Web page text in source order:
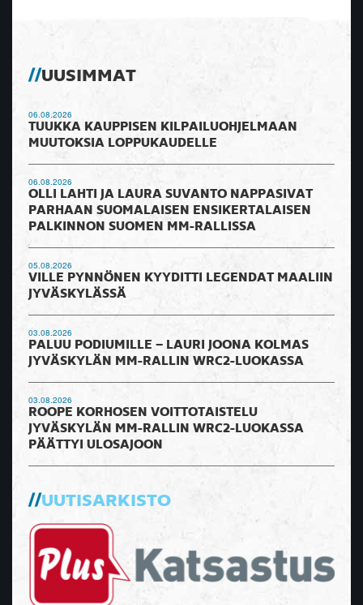
UUSIMMAT
06.08.2026
TUUKKA KAUPPISEN KILPAILUOHJELMAAN
MUUTOKSIA LOPPUKAUDELLE
06.08.2026
OLLI LAHTI JA LAURA SUVANTO NAPPASIVAT
PARHAAN SUOMALAISEN ENSIKERTALAISEN
PALKINNON SUOMEN MM-RALLISSA
05.08.2026
VILLE PYNNÖNEN KYYDITTI LEGENDAT MAALIIN
JYVÄSKYLÄSSÄ
03.08.2026
PALUU PODIUMILLE – LAURI JOONA KOLMAS
JYVÄSKYLÄN MM-RALLIN WRC2-LUOKASSA
03.08.2026
ROOPE KORHOSEN VOITTOTAISTELU
JYVÄSKYLÄN MM-RALLIN WRC2-LUOKASSA
PÄÄTTYI ULOSAJOON
UUTISARKISTO